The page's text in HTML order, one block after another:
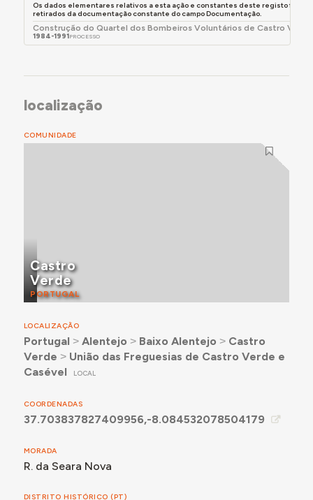
Os dados elementares relativos a esta ação e constantes deste registo foram
retirados da documentação constante do campo Documentação.
Construção do Quartel dos Bombeiros Voluntários de Castro Verde
1984-1991PROCESSO
localização
COMUNIDADE
Castro
Verde
PORTUGAL
LOCALIZAÇÃO
Portugal ˃ Alentejo ˃ Baixo Alentejo ˃ Castro
Verde ˃ União das Freguesias de Castro Verde e
Casével
LOCAL
COORDENADAS
37.703837827409956,-8.084532078504179
MORADA
R. da Seara Nova
DISTRITO HISTÓRICO (PT)